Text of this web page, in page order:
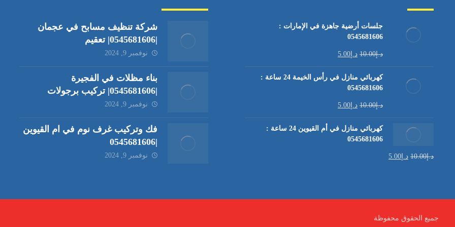
جلسات أرضية جاهزة في الإمارات :
0545681606
د.إ10.00 د.إ 5.00
كهربائي منازل في رأس الخيمة 24 ساعة :
0545681606
د.إ10.00 د.إ 5.00
كهربائي منازل في أم القيوين 24 ساعة :
0545681606
د.إ10.00 د.إ 5.00
شركة تنظيف مسابح في عجمان
|0545681606| تعقيم
نوفمبر 9, 2024
بناء مظلات في الفجيرة
|0545681606| تركيب برجولات
نوفمبر 9, 2024
فك وتركيب غرف نوم في ام القيوين
|0545681606
نوفمبر 9, 2024
جميع الحقوق محفوظة